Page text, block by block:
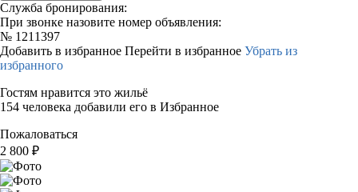
Служба бронирования:
При звонке назовите номер объявления:
№ 1211397
Добавить в избранное Перейти в избранное Убрать из
избранного
Гостям нравится это жильё
154 человека добавили его в Избранное
Пожаловаться
2 800 ₽